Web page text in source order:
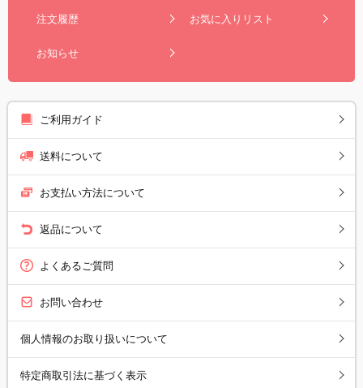
注文履歴 お気に入りリスト
お知らせ
ご利用ガイド
送料について
お支払い方法について
返品について
よくあるご質問
お問い合わせ
個人情報のお取り扱いについて
特定商取引法に基づく表示